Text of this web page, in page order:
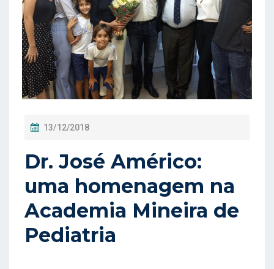
P
S
A
D
O
13/12/2018
Dr. José Américo:
uma homenagem na
Academia Mineira de
Pediatria